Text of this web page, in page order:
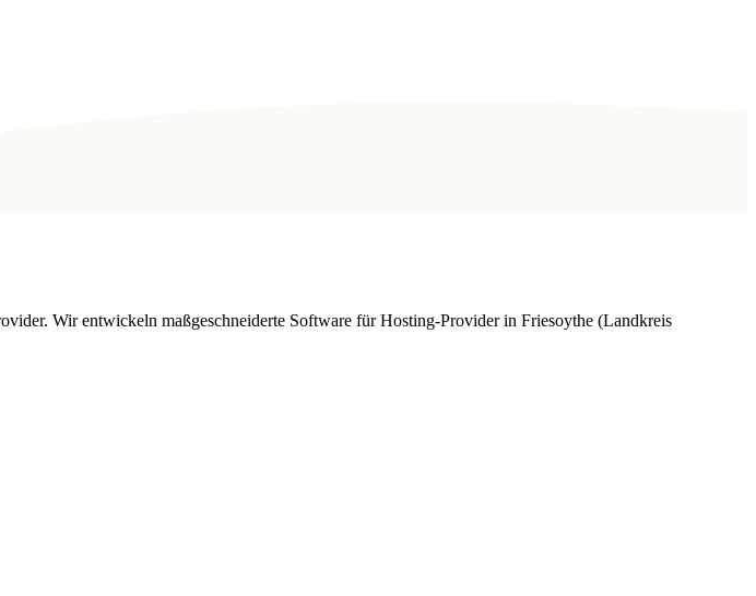
Wir entwickeln maßgeschneiderte Software für Hosting-Provider in Friesoythe (Landkreis